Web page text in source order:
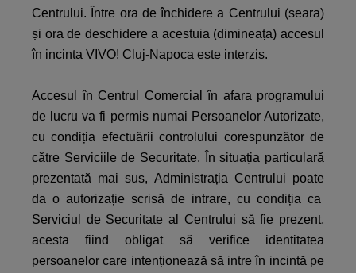
Centrului. Între ora de închidere a Centrului (seara)
și ora de deschidere a acestuia (dimineața) accesul
în incinta VIVO! Cluj-Napoca este interzis.
Accesul în Centrul Comercial în afara programului
de lucru va fi permis numai Persoanelor Autorizate,
cu condiția efectuării controlului corespunzător de
către Serviciile de Securitate. În situația particulară
prezentată mai sus, Administrația Centrului poate
da o autorizație scrisă de intrare, cu condiția ca
Serviciul de Securitate al Centrului să fie prezent,
acesta fiind obligat să verifice identitatea
persoanelor care intenționează să intre în incintă pe